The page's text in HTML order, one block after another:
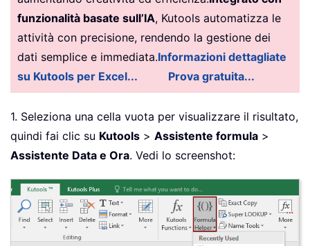
funzionalità basate sull’IA, Kutools automatizza le
attività con precisione, rendendo la gestione dei
dati semplice e immediata.Informazioni dettagliate
su Kutools per Excel...
Prova gratuita...
1. Seleziona una cella vuota per visualizzare il risultato,
quindi fai clic su Kutools > Assistente formula >
Assistente Data e Ora. Vedi lo screenshot: